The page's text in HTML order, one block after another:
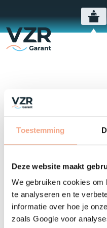
Toestemming
Deze website maakt
We gebruiken cookies
te analyseren en te
informatie over hoe je
zoals Google voor
Sorry, page
in Dutch ...
Dutch. What to
Go to the page in
View available news